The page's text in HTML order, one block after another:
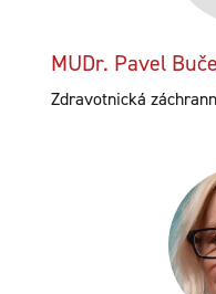
MUDr. Pavel
Zdravotnická